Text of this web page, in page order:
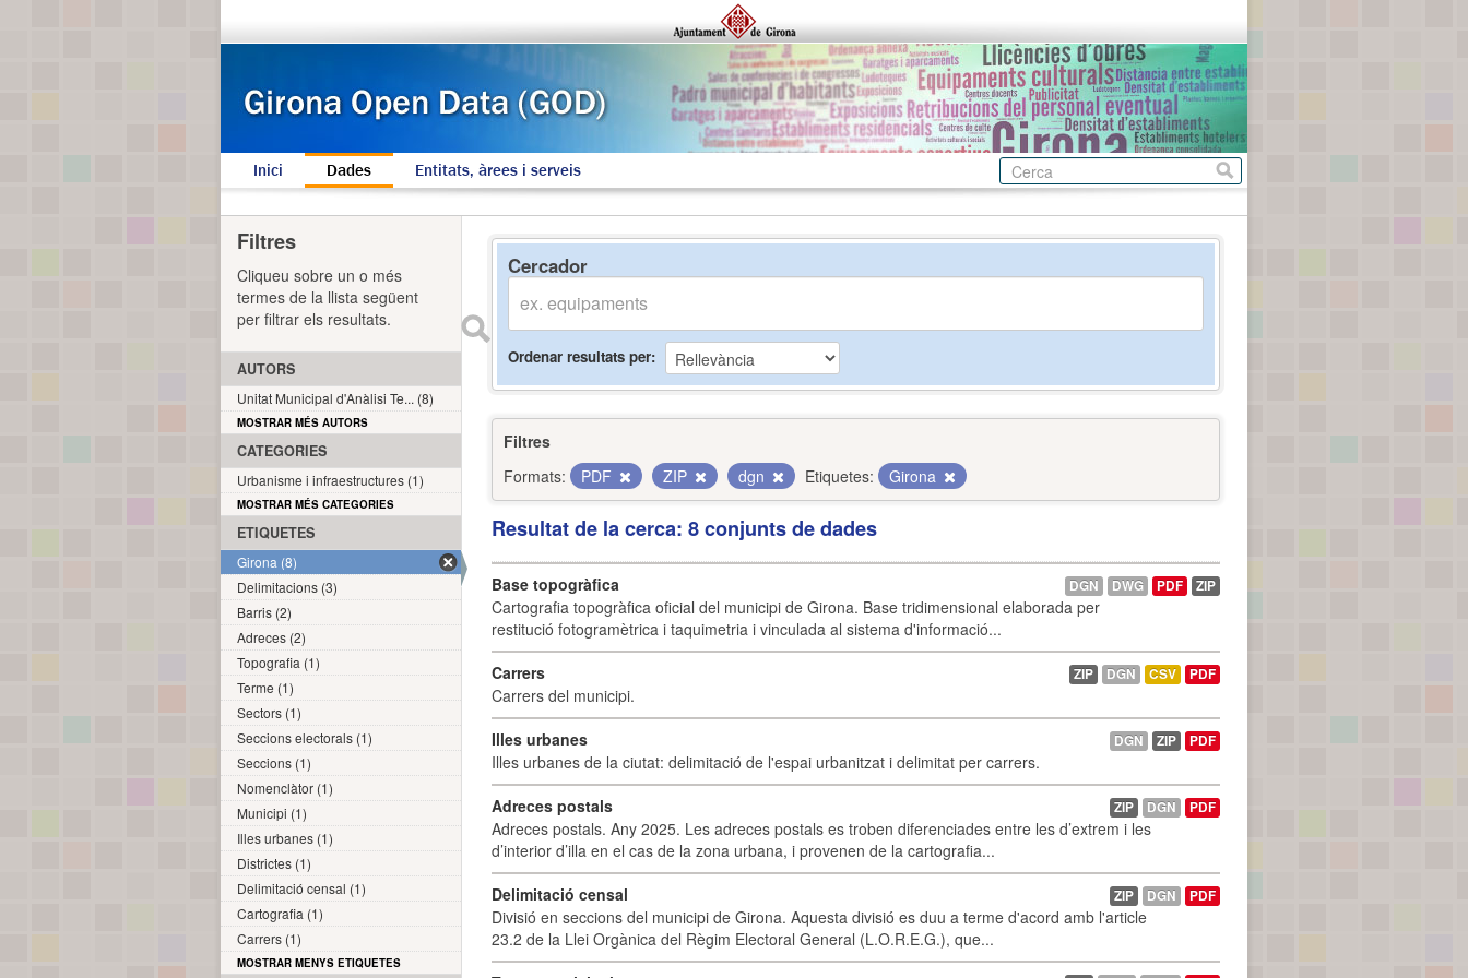
Inici Dades Entitats, àrees i serveis
Cercador
Ordenar resultats per
Filtres
Formats:
PDF ZIP dgn Etiquetes: Girona
Resultat de la cerca: 8 conjunts de dades
Base topogràfica
Cartografia topogràfica oficial del municipi de Girona. Base tridimensional elaborada per
restitució fotogramètrica i taquimetria i vinculada al sistema d'informació...
DGN DWG PDF ZIP
Carrers
Carrers del municipi.
ZIP DGN CSV PDF
Illes urbanes
Illes urbanes de la ciutat: delimitació de l'espai urbanitzat i delimitat per carrers.
DGN ZIP PDF
Adreces postals
Adreces postals. Any 2025. Les adreces postals es troben diferenciades entre les d’extrem i les
d’interior d’illa en el cas de la zona urbana, i provenen de la cartografia...
ZIP DGN PDF
Delimitació censal
Divisió en seccions del municipi de Girona. Aquesta divisió es duu a terme d'acord amb l'article
23.2 de la Llei Orgànica del Règim Electoral General (L.O.R.E.G.), que...
ZIP DGN PDF
Filtres
Cliqueu sobre un o més
termes de la llista següent
per filtrar els resultats.
AUTORS
Unitat Municipal d'Anàlisi Te... (8)
MOSTRAR MÉS AUTORS
CATEGORIES
Urbanisme i infraestructures (1)
MOSTRAR MÉS CATEGORIES
ETIQUETES
Girona (8)
Delimitacions (3)
Barris (2)
Adreces (2)
Topografia (1)
Terme (1)
Sectors (1)
Seccions electorals (1)
Seccions (1)
Nomenclàtor (1)
Municipi (1)
Illes urbanes (1)
Districtes (1)
Delimitació censal (1)
Cartografia (1)
Carrers (1)
MOSTRAR MENYS ETIQUETES